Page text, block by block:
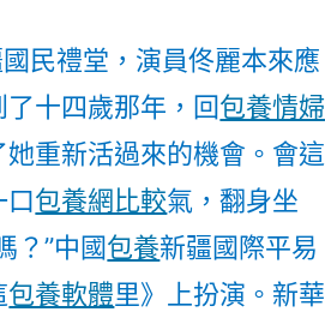
民禮堂，演員佟麗本來應
十四歲那年，回包養情婦
重新活過來的機會。會這
口包養網比較氣，翻身坐
？”中國包養新疆國際平易
包養軟體里》上扮演。 新華